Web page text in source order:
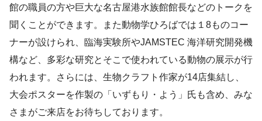
館の職員の方や巨大な名古屋港水族館館長などのトークを
聞くことができます。また動物学ひろばでは１8ものコー
ナーが設けられ、臨海実験所やJAMSTEC 海洋研究開発機
構など、多彩な研究とそこで使われている動物の展示が行
われます。さらには、生物クラフト作家が14店集結し、
大会ポスターを作製の「いずもり・よう」氏も含め、みな
さまがご来店をお待ちしております。